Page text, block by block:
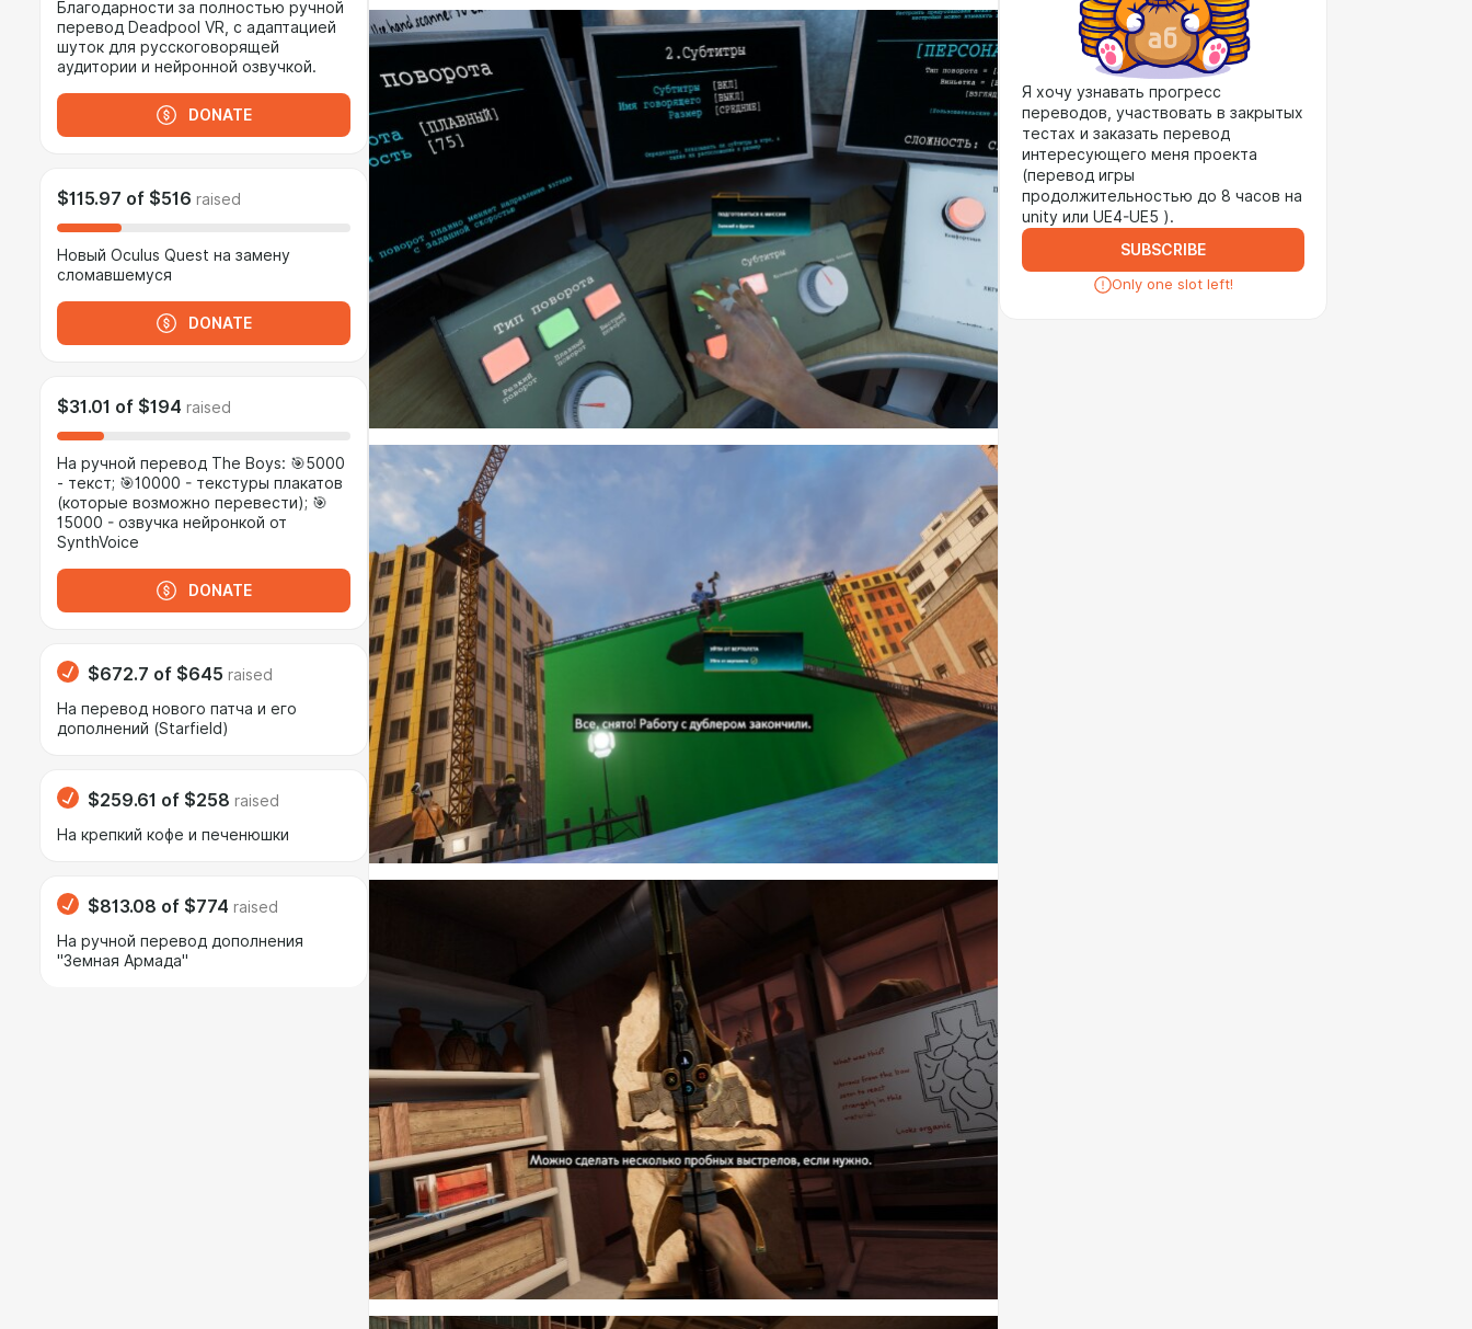
Благодарности за полностью ручной
перевод Deadpool VR, с адаптацией
шуток для русскоговорящей
аудитории и нейронной озвучкой.
DONATE
$115.97 of $516 raised
Новый Oculus Quest на замену
сломавшемуся
DONATE
$31.01 of $194 raised
На ручной перевод The Boys: 🎯5000
- текст; 🎯10000 - текстуры плакатов
(которые возможно перевести); 🎯
15000 - озвучка нейронкой от
SynthVoice
DONATE
$672.7 of $645 raised
На перевод нового патча и его
дополнений (Starfield)
$259.61 of $258 raised
На крепкий кофе и печенюшки
$813.08 of $774 raised
На ручной перевод дополнения
"Земная Армада"
Я хочу узнавать прогресс
переводов, участвовать в закрытых
тестах и заказать перевод
интересующего меня проекта
(перевод игры
продолжительностью до 8 часов на
unity или UE4-UE5 ).
SUBSCRIBE
Only one slot left!